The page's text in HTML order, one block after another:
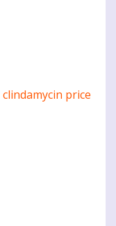
clindamycin price